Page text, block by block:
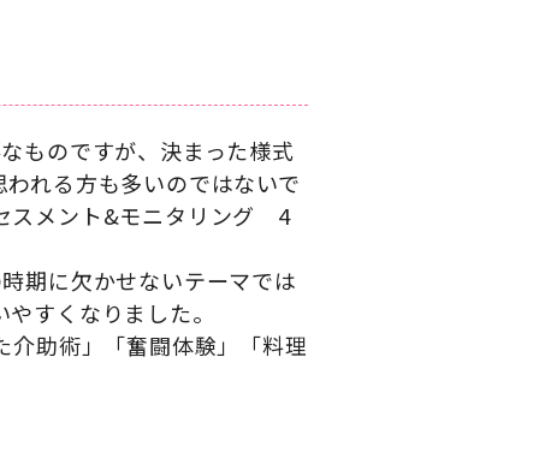
ものですが、決まった様式
れる方も多いのではないで
スメント&モニタリング 4
期に欠かせないテーマでは
すくなりました。
助術」「奮闘体験」「料理